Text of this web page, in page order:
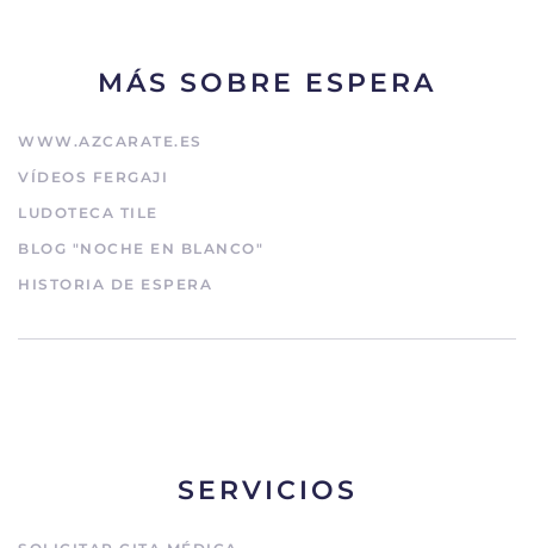
MÁS SOBRE ESPERA
WWW.AZCARATE.ES
VÍDEOS FERGAJI
LUDOTECA TILE
BLOG "NOCHE EN BLANCO"
HISTORIA DE ESPERA
SERVICIOS